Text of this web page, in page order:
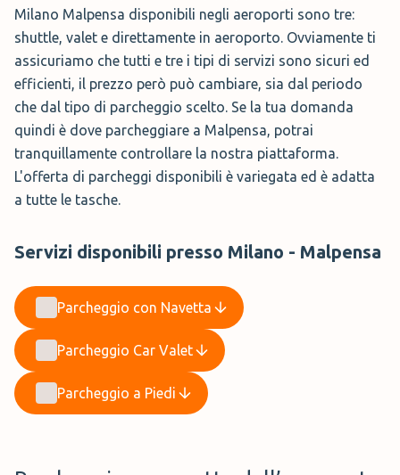
Milano Malpensa disponibili negli aeroporti sono tre:
shuttle, valet e direttamente in aeroporto. Ovviamente ti
assicuriamo che tutti e tre i tipi di servizi sono sicuri ed
efficienti, il prezzo però può cambiare, sia dal periodo
che dal tipo di parcheggio scelto. Se la tua domanda
quindi è dove parcheggiare a Malpensa, potrai
tranquillamente controllare la nostra piattaforma.
L'offerta di parcheggi disponibili è variegata ed è adatta
a tutte le tasche.
Servizi disponibili presso Milano - Malpensa
Parcheggio con Navetta
Parcheggio Car Valet
Parcheggio a Piedi